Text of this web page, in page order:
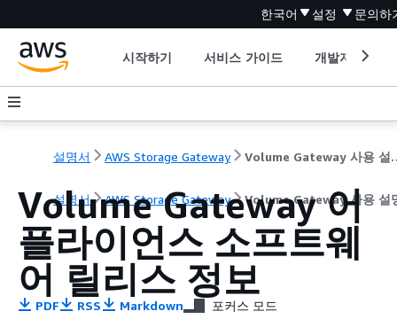
한국어 설정 문의하
시작하기 서비스 가이드 개발자 도구
설명서 AWS Storage Gateway Volume
설명서 AWS Storage Gateway Volume Gateway 사용 설
Volume Gateway 어
플라이언스 소프트웨
어 릴리스 정보
PDF RSS Markdown 포커스 모드